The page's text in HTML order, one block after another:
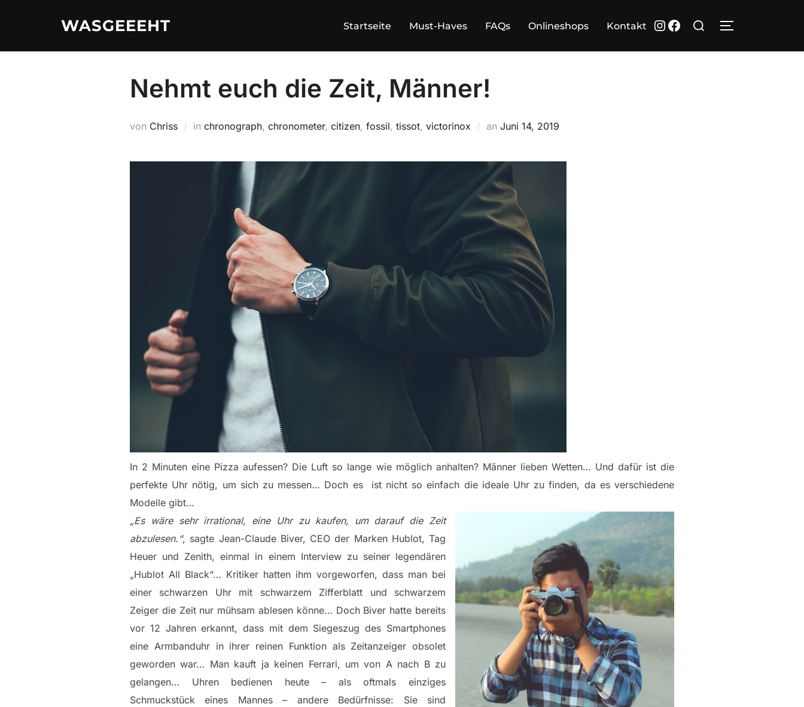
WASGEEEHT Startseite Must-Haves FAQs Onlineshops Kontakt Instagram
Facebook
Suchen
Nehmt euch die Zeit, Männer!
von Chriss in chronograph, chronometer, citizen, fossil, tissot, victorinox an Veröffentlicht
Juni 14, 2019
In 2 Minuten eine Pizza aufessen? Die Luft so lange wie möglich anhalten? Männer lieben Wetten… Und dafür ist die
perfekte Uhr nötig, um sich zu messen… Doch es ist nicht so einfach die ideale Uhr zu finden, da es verschiedene
Modelle gibt…
„Es wäre sehr irrational, eine Uhr zu kaufen, um darauf die Zeit
abzulesen.“, sagte Jean-Claude Biver, CEO der Marken Hublot, Tag
Heuer und Zenith, einmal in einem Interview zu seiner legendären
„Hublot All Black“… Kritiker hatten ihm vorgeworfen, dass man bei
einer schwarzen Uhr mit schwarzem Zifferblatt und schwarzem
Zeiger die Zeit nur mühsam ablesen könne… Doch Biver hatte bereits
vor 12 Jahren erkannt, dass mit dem Siegeszug des Smartphones
eine Armbanduhr in ihrer reinen Funktion als Zeitanzeiger obsolet
geworden war… Man kauft ja keinen Ferrari, um von A nach B zu
gelangen… Uhren bedienen heute – als oftmals einziges
Schmuckstück eines Mannes – andere Bedürfnisse: Sie sind